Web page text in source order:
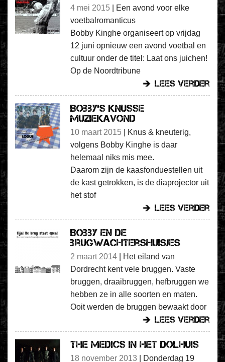
4 mei 2015
Een avond voor elke
voetbalromanticus
Bobby Kinghe organiseert op vrijdag
12 juni opnieuw een avond voetbal en
cultuur onder de titel: Laat ons juichen!
Op de Noordtribune
lees verder
Bobby’s knusse
muziekavond
10 maart 2015
Knus & kneuterig,
volgens Bobby Kinghe is daar
helemaal niks mis mee.
Daarom zijn de kaasfonduestellen uit
de kast getrokken, is de diaprojector uit
het stof
lees verder
Bobby en de
brugwachtershuisjes
2 maart 2014
Het eiland van
Dordrecht kent vele bruggen. Vaste
bruggen, draaibruggen, hefbruggen we
hebben ze in alle soorten en maten.
Ooit werden de bruggen bewaakt door
lees verder
The Medics in het Dolhuis
18 november 2013
Donderdag 19